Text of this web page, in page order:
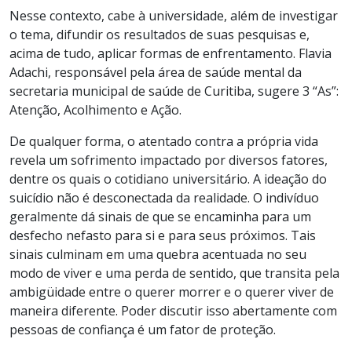
Nesse contexto, cabe à universidade, além de investigar
o tema, difundir os resultados de suas pesquisas e,
acima de tudo, aplicar formas de enfrentamento. Flavia
Adachi, responsável pela área de saúde mental da
secretaria municipal de saúde de Curitiba, sugere 3 “As”:
Atenção, Acolhimento e Ação.
De qualquer forma, o atentado contra a própria vida
revela um sofrimento impactado por diversos fatores,
dentre os quais o cotidiano universitário. A ideação do
suicídio não é desconectada da realidade. O indivíduo
geralmente dá sinais de que se encaminha para um
desfecho nefasto para si e para seus próximos. Tais
sinais culminam em uma quebra acentuada no seu
modo de viver e uma perda de sentido, que transita pela
ambigüidade entre o querer morrer e o querer viver de
maneira diferente. Poder discutir isso abertamente com
pessoas de confiança é um fator de proteção.